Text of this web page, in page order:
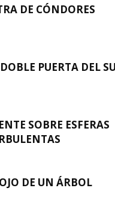
DE CÓNDORES
PUERTA DEL
SOBRE ESFERAS
DE UN ÁRBOL